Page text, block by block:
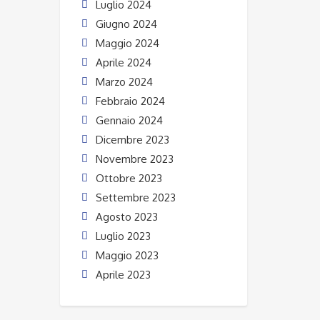
Luglio 2024
Giugno 2024
Maggio 2024
Aprile 2024
Marzo 2024
Febbraio 2024
Gennaio 2024
Dicembre 2023
Novembre 2023
Ottobre 2023
Settembre 2023
Agosto 2023
Luglio 2023
Maggio 2023
Aprile 2023